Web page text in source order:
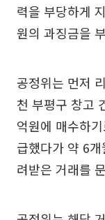
력을 부당하게
원의 과징금을
공정위는 먼저
천 부평구 창고
억원에 매수하
급했다가 약 6
려받은 거래를